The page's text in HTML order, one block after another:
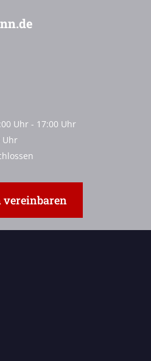
Uhr - 17:00 Uhr
Uhr
vereinbaren